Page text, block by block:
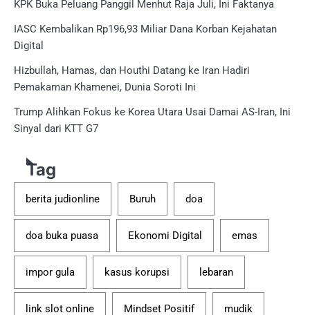
KPK Buka Peluang Panggil Menhut Raja Juli, Ini Faktanya
IASC Kembalikan Rp196,93 Miliar Dana Korban Kejahatan
Digital
Hizbullah, Hamas, dan Houthi Datang ke Iran Hadiri
Pemakaman Khamenei, Dunia Soroti Ini
Trump Alihkan Fokus ke Korea Utara Usai Damai AS-Iran, Ini
Sinyal dari KTT G7
Tag
berita judionline Buruh doa
doa buka puasa Ekonomi Digital emas
impor gula kasus korupsi lebaran
link slot online Mindset Positif mudik